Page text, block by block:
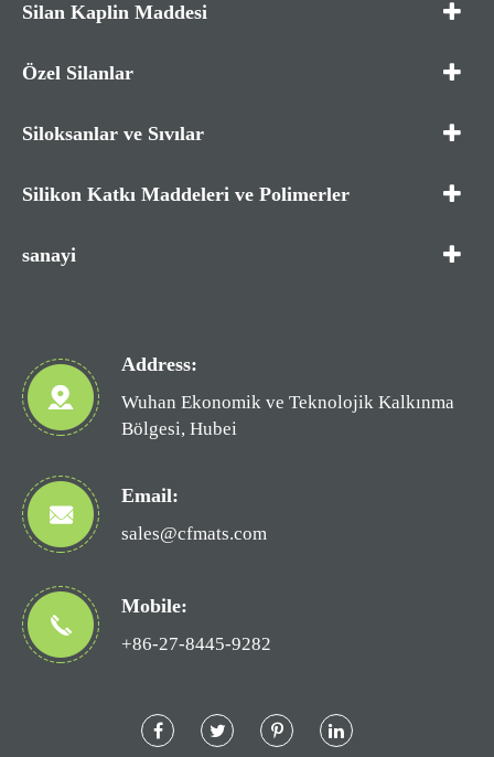
Silan Kaplin Maddesi
Özel Silanlar
Siloksanlar ve Sıvılar
Silikon Katkı Maddeleri ve Polimerler
sanayi
Address:
Wuhan Ekonomik ve Teknolojik Kalkınma
Bölgesi, Hubei
Email:
sales@cfmats.com
Mobile:
+86-27-8445-9282